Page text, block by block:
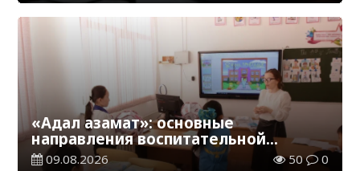
«Адал азамат»: основные
направления воспитательной
работы в новом учебном году
09.08.2026 50 0